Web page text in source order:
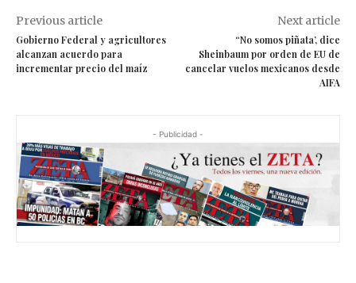
Previous article
Gobierno Federal y agricultores
alcanzan acuerdo para
incrementar precio del maíz
Next article
“No somos piñata’, dice
Sheinbaum por orden de EU de
cancelar vuelos mexicanos desde
AIFA
- Publicidad -